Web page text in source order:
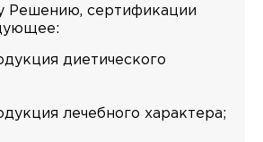
Решению, сертификации
диетического
лечебного характера;